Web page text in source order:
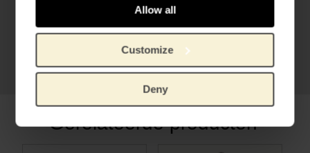
Allow all
Customize
Deny
Gerelateerde producten